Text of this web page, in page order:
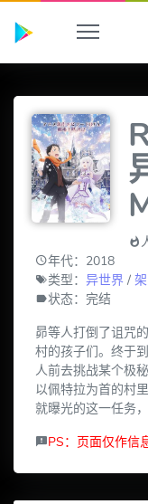
年代：2018
类型： 异世界 /
状态：完结
昴等人打倒了诅咒
村的孩子们。终于
人前去挑战某个极
以佩特拉为首的村
就曝光的这一任务
PS：页面仅作信